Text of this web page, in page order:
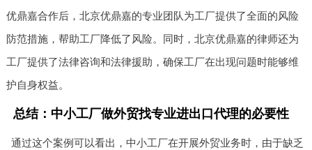
优鼎嘉合作后，北京优鼎嘉的专业团队为工厂提供了全面的风险
防范措施，帮助工厂降低了风险。同时，北京优鼎嘉的律师还为
工厂提供了法律咨询和法律援助，确保工厂在出现问题时能够维
护自身权益。
总结：中小工厂做外贸找专业进出口代理的必要性
通过这个案例可以看出，中小工厂在开展外贸业务时，由于缺乏